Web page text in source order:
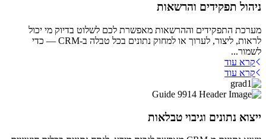
ניהול תפקידים והרשאות
מערכת התפקידים וההרשאות מאפשרת לכם לשלוט בדיוק מי יכול
לראות, ליצור, לערוך או למחוק נתונים בכל טבלה ב-CRM — כדי
לשמור...
קרא עוד
קרא עוד
ייצוא נתונים וגיבוי טבלאות